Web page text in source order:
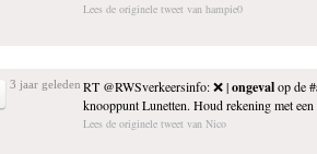
Lees de originele tweet van hampie0
3 jaar geleden RT @RWSverkeersinfo: ❌ |ongevalop de #
knooppunt Lunetten. Houd rekening met
Lees de originele tweet van Nico